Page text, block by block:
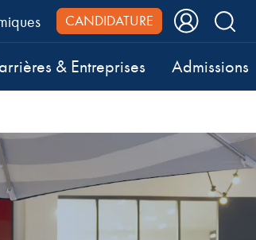
CANDIDATURE
& Entreprises Admissions